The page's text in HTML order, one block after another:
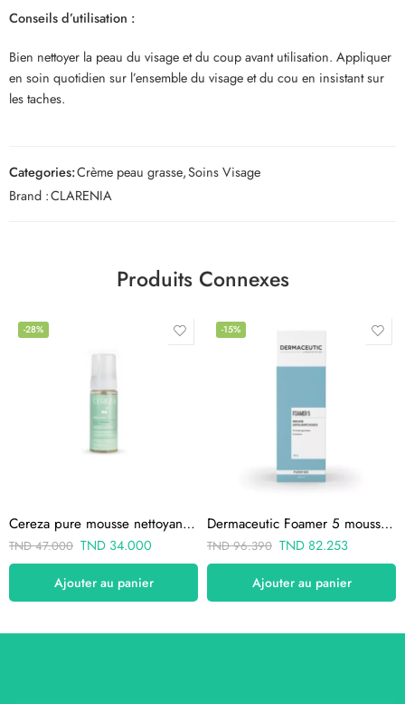
Conseils d’utilisation :
Bien nettoyer la peau du visage et du coup avant utilisation. Appliquer
en soin quotidien sur l’ensemble du visage et du cou en insistant sur
les taches.
Categories:Crème peau grasse,Soins Visage
Brand :CLARENIA
Produits Connexes
-28%
Cereza pure mousse nettoyante purifiante 150ml
TND47.000 TND 34.000
Ajouter au panier
-15%
Dermaceutic Foamer 5 mousse exfoliante 100ml
TND96.390 TND82.253
Ajouter au panier